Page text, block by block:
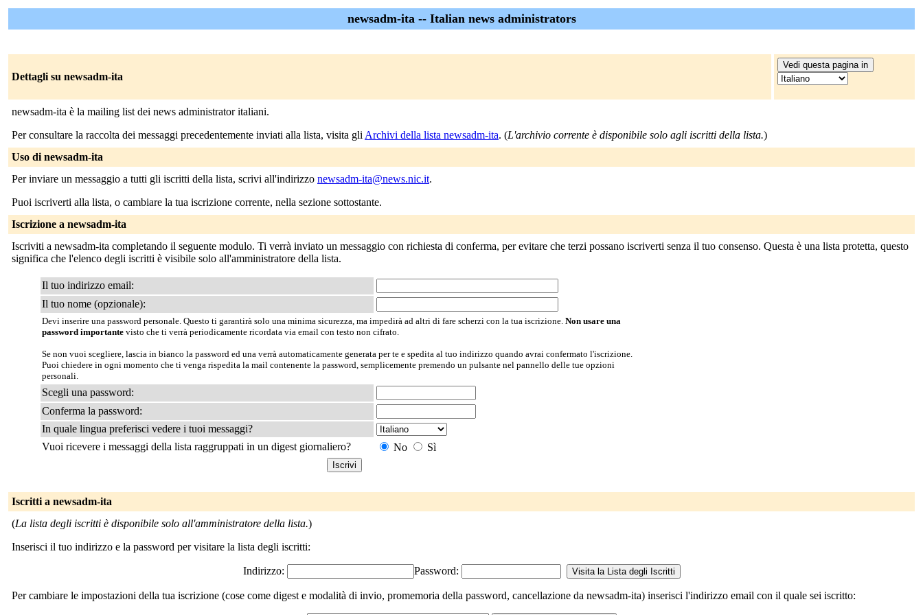
newsadm-ita -- Italian news administrators
Dettagli su newsadm-ita
newsadm-ita è la mailing list dei news administrator italiani.
Per consultare la raccolta dei messaggi precedentemente inviati alla lista, visita gli Archivi della lista newsadm-ita. (L'archivio corrente è disponibile solo agli iscritti della lista.)
Uso di newsadm-ita
Per inviare un messaggio a tutti gli iscritti della lista, scrivi all'indirizzo newsadm-ita@news.nic.it.
Puoi iscriverti alla lista, o cambiare la tua iscrizione corrente, nella sezione sottostante.
Iscrizione a newsadm-ita
Iscriviti a newsadm-ita completando il seguente modulo. Ti verrà inviato un messaggio con richiesta di conferma, per evitare che terzi possano iscriverti senza il tuo consenso. Questa è una lista protetta, questo
significa che l'elenco degli iscritti è visibile solo all'amministratore della lista.
Il tuo indirizzo email:
Il tuo nome (opzionale):
Devi inserire una password personale. Questo ti garantirà solo una minima sicurezza, ma impedirà ad altri di fare scherzi con la tua iscrizione. Non usare una
password importante visto che ti verrà periodicamente ricordata via email con testo non cifrato.
Se non vuoi scegliere, lascia in bianco la password ed una verrà automaticamente generata per te e spedita al tuo indirizzo quando avrai confermato l'iscrizione.
Puoi chiedere in ogni momento che ti venga rispedita la mail contenente la password, semplicemente premendo un pulsante nel pannello delle tue opzioni
personali.
Scegli una password:
Conferma la password:
In quale lingua preferisci vedere i tuoi messaggi?
Vuoi ricevere i messaggi della lista raggruppati in un digest giornaliero?
No Sì
Iscritti a newsadm-ita
(La lista degli iscritti è disponibile solo all'amministratore della lista.)
Inserisci il tuo indirizzo e la password per visitare la lista degli iscritti:
Indirizzo: Password:
Per cambiare le impostazioni della tua iscrizione (cose come digest e modalità di invio, promemoria della password, cancellazione da newsadm-ita) inserisci l'indirizzo email con il quale sei iscritto: